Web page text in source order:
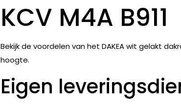
KCV M4A B911
Bekijk de voordelen van het DAKEA wit gelakt
hoogte.
Eigen